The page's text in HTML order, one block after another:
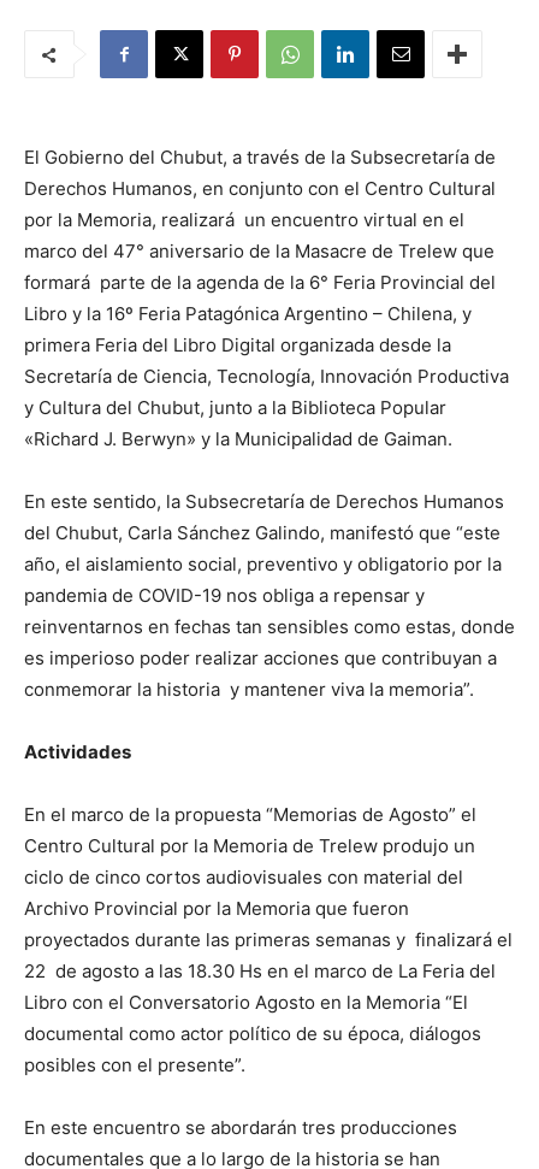
El Gobierno del Chubut, a través de la Subsecretaría de
Derechos Humanos, en conjunto con el Centro Cultural
por la Memoria, realizará un encuentro virtual en el
marco del 47° aniversario de la Masacre de Trelew que
formará parte de la agenda de la 6° Feria Provincial del
Libro y la 16º Feria Patagónica Argentino – Chilena, y
primera Feria del Libro Digital organizada desde la
Secretaría de Ciencia, Tecnología, Innovación Productiva
y Cultura del Chubut, junto a la Biblioteca Popular
«Richard J. Berwyn» y la Municipalidad de Gaiman.
En este sentido, la Subsecretaría de Derechos Humanos
del Chubut, Carla Sánchez Galindo, manifestó que “este
año, el aislamiento social, preventivo y obligatorio por la
pandemia de COVID-19 nos obliga a repensar y
reinventarnos en fechas tan sensibles como estas, donde
es imperioso poder realizar acciones que contribuyan a
conmemorar la historia y mantener viva la memoria”.
Actividades
En el marco de la propuesta “Memorias de Agosto” el
Centro Cultural por la Memoria de Trelew produjo un
ciclo de cinco cortos audiovisuales con material del
Archivo Provincial por la Memoria que fueron
proyectados durante las primeras semanas y finalizará el
22 de agosto a las 18.30 Hs en el marco de La Feria del
Libro con el Conversatorio Agosto en la Memoria “El
documental como actor político de su época, diálogos
posibles con el presente”.
En este encuentro se abordarán tres producciones
documentales que a lo largo de la historia se han